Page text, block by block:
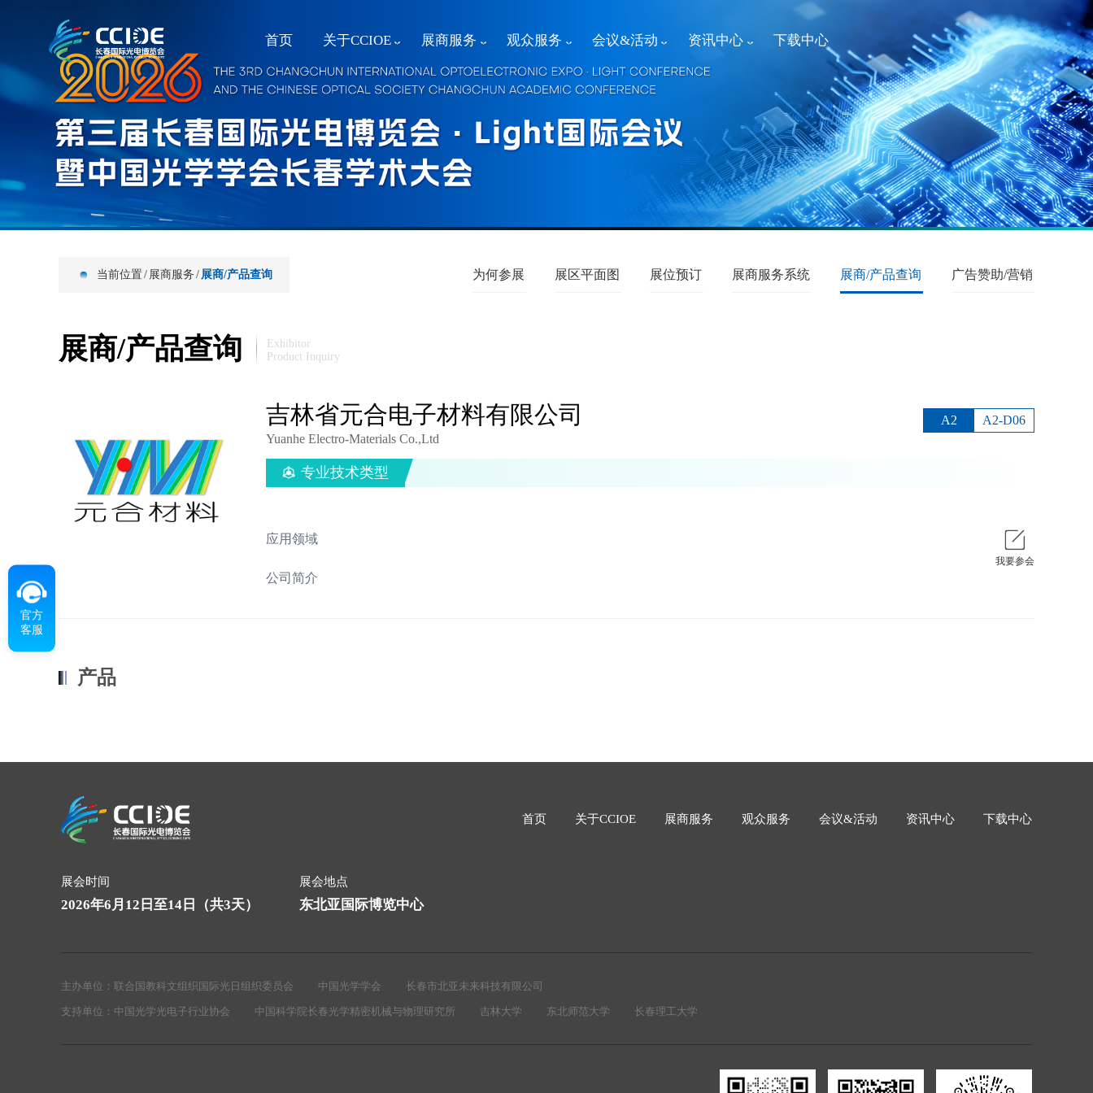
首页 关于CCIOE 展商服务 观众服务 会议&活动 资讯中心 下载中心
当前位置/ 展商服务 / 展商/产品查询 为何参展 展区平面图 展位预订 展商服务系统 展商/产品查询 广告赞助/营销
展商/产品查询
Exhibitor
Product Inquiry
吉林省元合电子材料有限公司
Yuanhe Electro-Materials Co.,Ltd
A2 A2-D06
专业技术类型
应用领域
公司简介
我要参会
产品
官方
客服
首页 关于CCIOE 展商服务 观众服务 会议&活动 资讯中心 下载中心
展会时间
2026年6月12日至14日（共3天）
展会地点
东北亚国际博览中心
主办单位： 联合国教科文组织国际光日组织委员会 中国光学学会 长春市北亚未来科技有限公司
支持单位： 中国光学光电子行业协会 中国科学院长春光学精密机械与物理研究所 吉林大学 东北师范大学 长春理工大学